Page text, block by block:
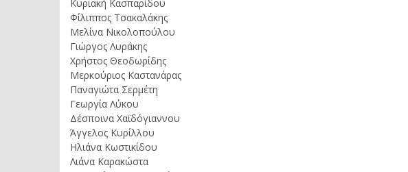
Κυριακή Κασπαρίδου
Φίλιππος Τσακαλάκης
Μελίνα Νικολοπούλου
Γιώργος Λυράκης
Χρήστος Θεοδωρίδης
Μερκούριος Καστανάρας
Παναγιώτα Σερμέτη
Γεωργία Λύκου
Δέσποινα Χαϊδόγιαννου
Άγγελος Κυρίλλου
Ηλιάνα Κωστικίδου
Λιάνα Καρακώστα